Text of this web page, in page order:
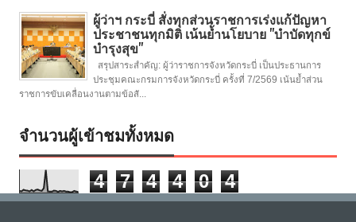
ผู้ว่าฯ กระบี่ สั่งทุกส่วนราชการเร่งแก้ปัญหา
ประชาชนทุกมิติ เน้นย้ำนโยบาย "บำบัดทุกข์
บำรุงสุข"
สรุปสาระสำคัญ: ผู้ว่าราชการจังหวัดกระบี่ เป็นประธานการ
ประชุมคณะกรมการจังหวัดกระบี่ ครั้งที่ 7/2569 เน้นย้ำส่วน
ราชการขับเคลื่อนงานตามข้อสั...
จำนวนผู้เข้าชมทั้งหมด
4 7 4 4 0 4